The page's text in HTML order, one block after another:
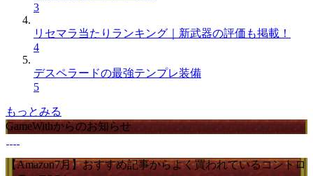
3
リセマラ当たりランキング｜新武器の評価も掲載！
4
デスペラードの最強テンプレ装備
5
もっとみる
GameWithからのお知らせ
【Amazon7月】おすすめ記事からよく買われているコントロ